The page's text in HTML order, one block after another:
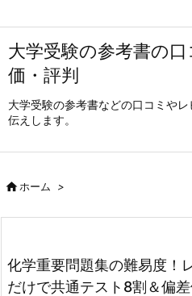
大学受験の参考書の
価・評判
大学受験の参考書などの口コミや
伝えします。
ホーム >
化学重要問題集の難易度！
だけで共通テスト8割＆偏